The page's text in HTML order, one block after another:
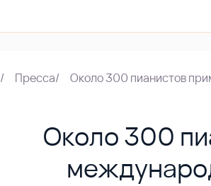
/ Пресса/ Около 300 пианистов
Около 300